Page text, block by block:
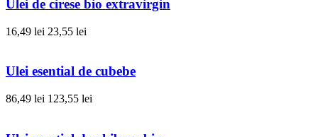
Ulei de cirese bio extravirgin
16,49 lei 23,55 lei
Ulei esential de cubebe
86,49 lei 123,55 lei